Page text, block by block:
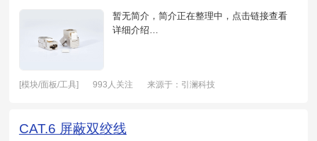
暂无简介，简介正在整理中，点击链接查看
详细介绍…
[模块/面板/工具] 993人关注
来源于：引澜科技
CAT.6 屏蔽双绞线